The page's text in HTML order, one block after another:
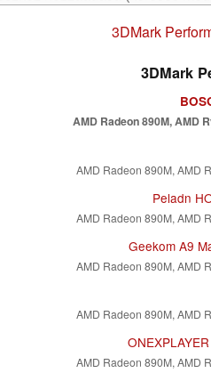
3DMark
3DMark
AMD Radeon 890M, AMD
AMD Radeon 890M, AMD
Peladn
AMD Radeon 890M, AMD
Geekom A9
AMD Radeon 890M, AMD
AMD Radeon 890M, AMD
AMD Radeon 890M, AMD